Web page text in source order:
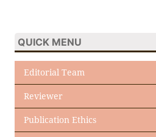
QUICK MENU
Editorial Team
Reviewer
Publication Ethics